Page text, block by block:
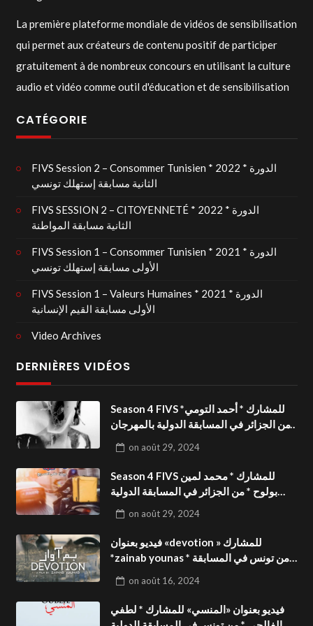
La première plateforme mondiale de vidéos de sensibilisation
qui permet aux créateurs de contenu positif de participer
gratuitement à de nombreux concours en utilisant la culture
audio et vidéo comme outil d'éducation et de sensibilisation
CATÉGORIE
FIVS Session 2 – Consommer Tunisien * 2022 * الدورة
الثانية مسابقة إستهلك تونسي
FIVS SESSION 2 – CITOYENNETÉ * 2022 * الدورة
الثانية مسابقة المواطنة
FIVS Session 1 – Consommer Tunisien * 2021 * الدورة
الأولى مسابقة إستهلك تونسي
FIVS Session 1 – Valeurs Humaines * 2021 * الدورة
الأولى مسابقة القيم الإنسانية
Video Archives
DERNIÈRES VIDÉOS
Season 4 FIVS للمشارك * أحمد التومي*
من الجزائر في المسابقة الدولية بالمهرجان
»فيديو بعنوان
on août 29, 2024
Season 4 FIVS للمشارك * محمد لمين
بولوح * من الجزائر في المسابقة الدولية
بالمهرجان الدولي للفيدوهات
on août 29, 2024
فيديو بعنوان «devotion » للمشارك
*zainab younas * من تونس في المسابقة
التوعوية Season 4 FIVS
on août 16, 2024
فيديو بعنوان «المنسي» للمشارك * لطفي